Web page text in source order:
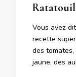
Vous avez
recette
des
jaune, des